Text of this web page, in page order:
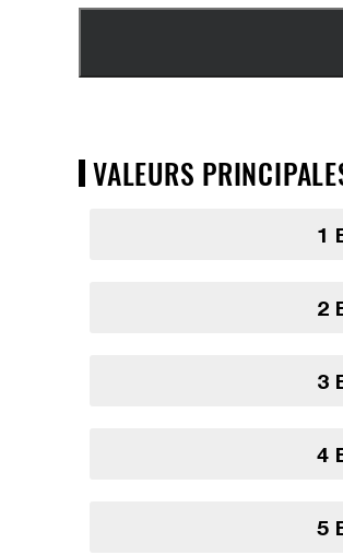
VALEURS
1
2
3
4
5